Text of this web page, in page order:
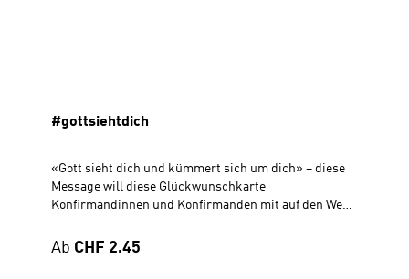
#gottsiehtdich
«Gott sieht dich und kümmert sich um dich» – diese
Message will diese Glückwunschkarte
Konfirmandinnen und Konfirmanden mit auf den Weg
Psalm 119 vom Wortkünstler Stefan „Sent“ Fischer
Regulärer Preis:
Ab CHF 2.45